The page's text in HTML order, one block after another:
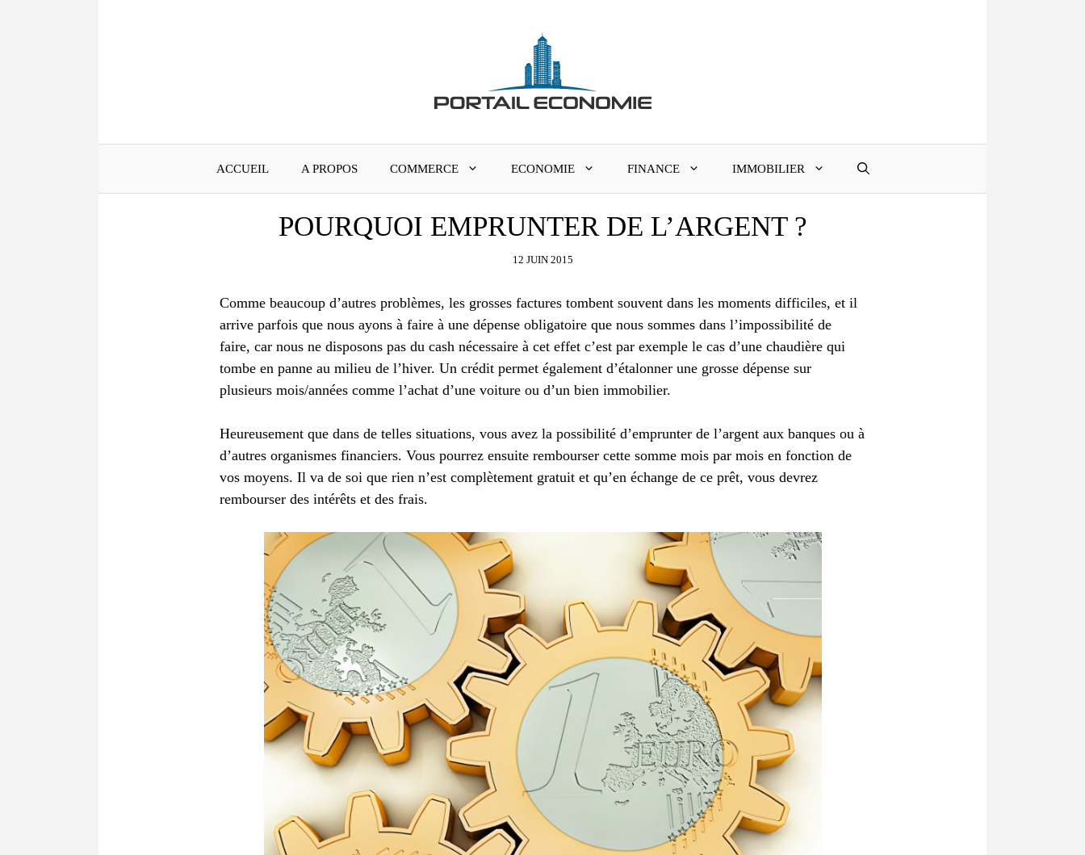
ACCUEIL A PROPOS COMMERCE ECONOMIE FINANCE IMMOBILIER
POURQUOI EMPRUNTER DE L’ARGENT ?
12 JUIN 2015
Comme beaucoup d’autres problèmes, les grosses factures tombent souvent dans les moments difficiles, et il
arrive parfois que nous ayons à faire à une dépense obligatoire que nous sommes dans l’impossibilité de
faire, car nous ne disposons pas du cash nécessaire à cet effet c’est par exemple le cas d’une chaudière qui
tombe en panne au milieu de l’hiver. Un crédit permet également d’étalonner une grosse dépense sur
plusieurs mois/années comme l’achat d’une voiture ou d’un bien immobilier.
Heureusement que dans de telles situations, vous avez la possibilité d’emprunter de l’argent aux banques ou à
d’autres organismes financiers. Vous pourrez ensuite rembourser cette somme mois par mois en fonction de
vos moyens. Il va de soi que rien n’est complètement gratuit et qu’en échange de ce prêt, vous devrez
rembourser des intérêts et des frais.